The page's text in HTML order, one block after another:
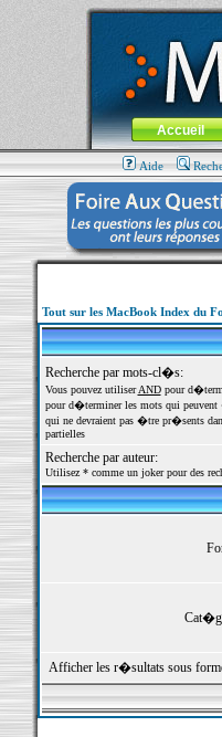
MacBook-fr.com : 100%
Aller au contenu-
Menu général
Accueil
Aide
Tout sur les MacBook Index du
Recherche par mots-cl�s:
Vous pouvez utiliserANDpour
pour d�terminer les mots qui
qui ne devraient pas �tre pr�sents
partielles
Recherche par auteur:
Utilisez * comme un joker pour des
Afficher les r�sultats sous